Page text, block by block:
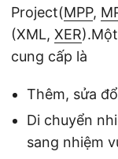
Project(MPP,
(XML, XER
cung cấp là
Thêm, sửa
Di chuyển
sang nhiệm